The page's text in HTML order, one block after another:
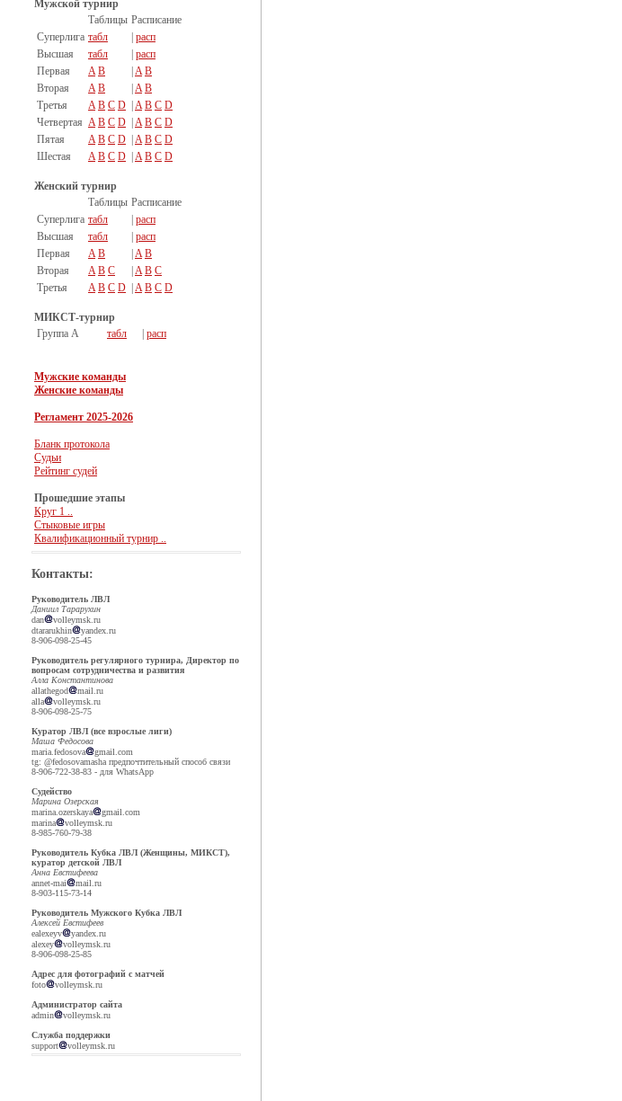
Мужской турнир
Таблицы Расписание
Суперлига табл
расп
Высшая
табл
расп
Первая
A B A B
Вторая
A B A B
Третья
A B C D A B C D
Четвертая A B C D A B C D
Пятая
A B C D A B C D
Шестая
A B C D A B C D
Женский турнир
Таблицы Расписание
Суперлига табл
расп
Высшая
табл
расп
Первая
A B A B
Вторая
A B C A B C
Третья
A B C D A B C D
МИКСТ-турнир
Группа А
табл расп
Мужские команды
Женские команды
Регламент 2025-2026
Бланк протокола
Судьи
Рейтинг судей
Прошедшие этапы
Круг 1 ..
Стыковые игры
Квалификационный турнир ..
Контакты:
Руководитель ЛВЛ
Даниил Тарарухин
dan
volleymsk.ru
dtararukhin
yandex.ru
8-906-098-25-45
Руководитель регулярного турнира, Директор по
вопросам сотрудничества и развития
Алла Константинова
allathegod
mail.ru
alla
volleymsk.ru
8-906-098-25-75
Куратор ЛВЛ (все взрослые лиги)
Маша Федосова
maria.fedosova
gmail.com
tg: @fedosovamasha предпочтительный способ связи
8-906-722-38-83 - для WhatsApp
Судейство
Марина Озерская
marina.ozerskaya
gmail.com
marina
volleymsk.ru
8-985-760-79-38
Руководитель Кубка ЛВЛ (Женщины, МИКСТ),
куратор детской ЛВЛ
Анна Евстифеева
annet-mai
mail.ru
8-903-115-73-14
Руководитель Мужского Кубка ЛВЛ
Алексей Евстифеев
ealexeyv
yandex.ru
alexey
volleymsk.ru
8-906-098-25-85
Адрес для фотографий с матчей
foto
volleymsk.ru
Администратор сайта
admin
volleymsk.ru
Служба поддержки
support
volleymsk.ru